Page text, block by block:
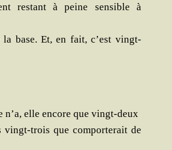
res­tant à peine sen­sible à
base. Et, en fait, c’est vingt-
n’a, elle encore que vingt-deux
vingt-trois que com­por­te­rait de